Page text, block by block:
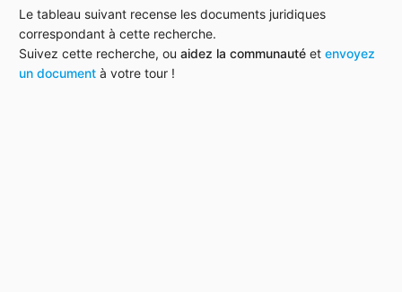
Le tableau suivant recense les documents juridiques
correspondant à cette recherche.
Suivez cette recherche, ou aidez la communauté et envoyez
un document à votre tour !